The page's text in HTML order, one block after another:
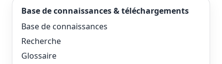
Base de connaissances & téléchargements
Base de connaissances
Recherche
Glossaire